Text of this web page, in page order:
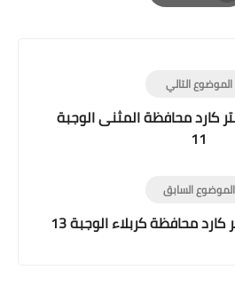
Print
الموضوع التالي
كارد محافظة المثنى الوجبة
11
الموضوع السابق
محافظة كربلاء الوجبة 13